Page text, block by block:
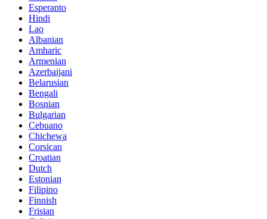
Esperanto
Hindi
Lao
Albanian
Amharic
Armenian
Azerbaijani
Belarusian
Bengali
Bosnian
Bulgarian
Cebuano
Chichewa
Corsican
Croatian
Dutch
Estonian
Filipino
Finnish
Frisian